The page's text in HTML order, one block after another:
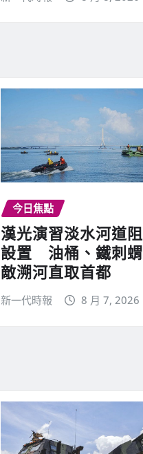
今日焦點
漢光演習淡水河道
設置 油桶、鐵刺
敵溯河直取首都
新一代時報 8 月 7, 2026